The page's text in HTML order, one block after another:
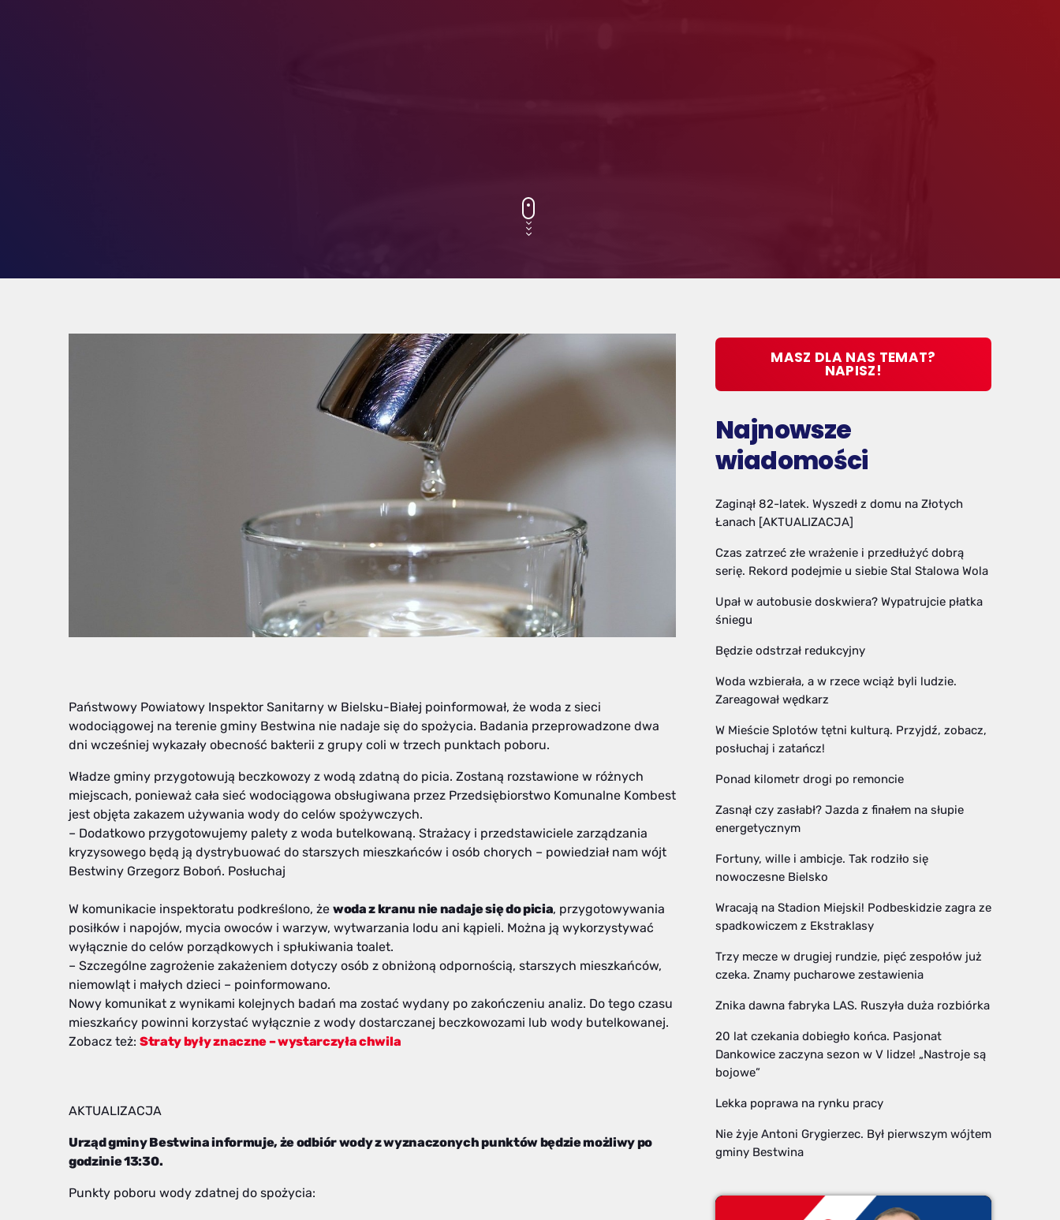
Państwowy Powiatowy Inspektor Sanitarny w Bielsku-Białej poinformował, że woda z sieci
wodociągowej na terenie gminy Bestwina nie nadaje się do spożycia. Badania przeprowadzone dwa
dni wcześniej wykazały obecność bakterii z grupy coli w trzech punktach poboru.
Władze gminy przygotowują beczkowozy z wodą zdatną do picia. Zostaną rozstawione w różnych
miejscach, ponieważ cała sieć wodociągowa obsługiwana przez Przedsiębiorstwo Komunalne Kombest
jest objęta zakazem używania wody do celów spożywczych.
– Dodatkowo przygotowujemy palety z woda butelkowaną. Strażacy i przedstawiciele zarządzania
kryzysowego będą ją dystrybuować do starszych mieszkańców i osób chorych – powiedział nam wójt
Bestwiny Grzegorz Boboń. Posłuchaj
W komunikacie inspektoratu podkreślono, że woda z kranu nie nadaje się do picia, przygotowywania
posiłków i napojów, mycia owoców i warzyw, wytwarzania lodu ani kąpieli. Można ją wykorzystywać
wyłącznie do celów porządkowych i spłukiwania toalet.
– Szczególne zagrożenie zakażeniem dotyczy osób z obniżoną odpornością, starszych mieszkańców,
niemowląt i małych dzieci – poinformowano.
Nowy komunikat z wynikami kolejnych badań ma zostać wydany po zakończeniu analiz. Do tego czasu
mieszkańcy powinni korzystać wyłącznie z wody dostarczanej beczkowozami lub wody butelkowanej.
Zobacz też: Straty były znaczne – wystarczyła chwila
AKTUALIZACJA
Urząd gminy Bestwina informuje, że odbiór wody z wyznaczonych punktów będzie możliwy po
godzinie 13:30.
Punkty poboru wody zdatnej do spożycia:
MASZ DLA NAS TEMAT?
NAPISZ!
Najnowsze
wiadomości
Zaginął 82-latek. Wyszedł z domu na Złotych
Łanach [AKTUALIZACJA]
Czas zatrzeć złe wrażenie i przedłużyć dobrą
serię. Rekord podejmie u siebie Stal Stalowa Wola
Upał w autobusie doskwiera? Wypatrujcie płatka
śniegu
Będzie odstrzał redukcyjny
Woda wzbierała, a w rzece wciąż byli ludzie.
Zareagował wędkarz
W Mieście Splotów tętni kulturą. Przyjdź, zobacz,
posłuchaj i zatańcz!
Ponad kilometr drogi po remoncie
Zasnął czy zasłabł? Jazda z finałem na słupie
energetycznym
Fortuny, wille i ambicje. Tak rodziło się
nowoczesne Bielsko
Wracają na Stadion Miejski! Podbeskidzie zagra ze
spadkowiczem z Ekstraklasy
Trzy mecze w drugiej rundzie, pięć zespołów już
czeka. Znamy pucharowe zestawienia
Znika dawna fabryka LAS. Ruszyła duża rozbiórka
20 lat czekania dobiegło końca. Pasjonat
Dankowice zaczyna sezon w V lidze! „Nastroje są
bojowe”
Lekka poprawa na rynku pracy
Nie żyje Antoni Grygierzec. Był pierwszym wójtem
gminy Bestwina